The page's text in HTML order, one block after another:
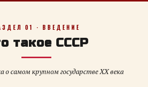
01 · ВВЕДЕНИЕ
такое СССР
о самом крупном государстве XX века